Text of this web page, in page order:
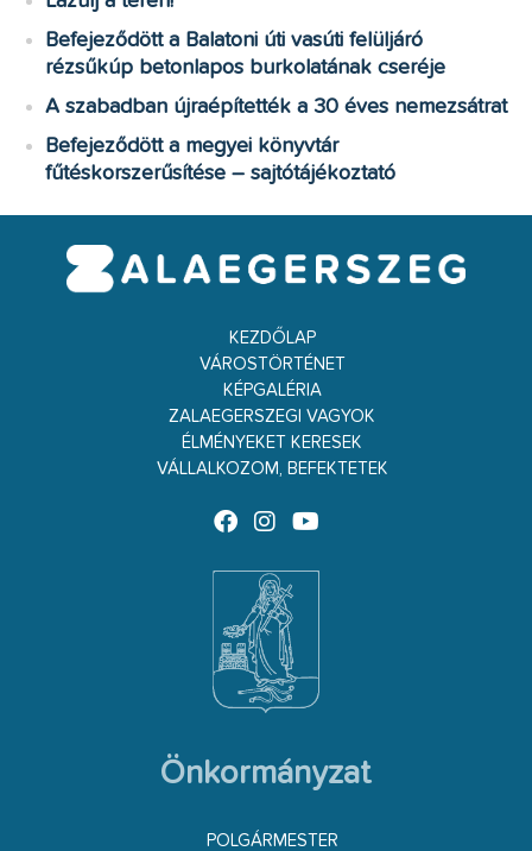
Befejeződött a Balatoni úti vasúti felüljáró
rézsűkúp betonlapos burkolatának cseréje
A szabadban újraépítették a 30 éves nemezsátrat
Befejeződött a megyei könyvtár
fűtéskorszerűsítése – sajtótájékoztató
KEZDŐLAP
VÁROSTÖRTÉNET
KÉPGALÉRIA
ZALAEGERSZEGI VAGYOK
ÉLMÉNYEKET KERESEK
VÁLLALKOZOM, BEFEKTETEK
Önkormányzat
POLGÁRMESTER